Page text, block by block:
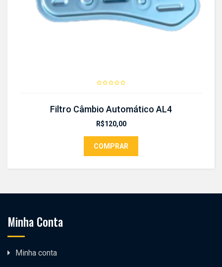
Filtro Câmbio Automático AL4
R$120,00
COMPRAR
Minha Conta
Minha conta